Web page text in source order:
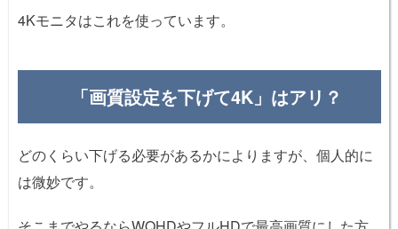
4Kモニタはこれを使っています。
「画質設定を下げて4K」はアリ？
どのくらい下げる必要があるかによりますが、個人的に
は微妙です。